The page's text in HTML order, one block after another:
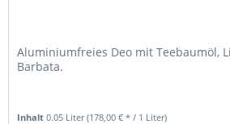
Aluminiumfreies Deo mit Teebaumöl,
Barbata.
Inhalt0.05 Liter(178,00 € * / 1 Liter)